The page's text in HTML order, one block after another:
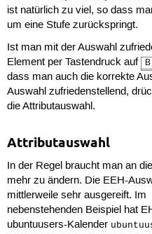
ist natürlich zu viel, so dass
um eine Stufe zurückspringt.
Ist man mit der Auswahl
Element per Tastendruck auf
B
dass man auch die korrekte
Auswahl zufriedenstellend,
die Attributauswahl.
Attributauswahl
In der Regel braucht man an
mehr zu ändern. Die EEH-
mittlerweile sehr ausgereift. Im
nebenstehenden Beispiel hat
ubuntuusers-Kalender